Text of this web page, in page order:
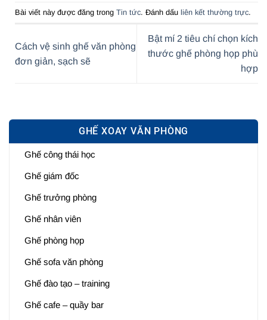
GHẾ XOAY VĂN PHÒNG
Ghế công thái học
Ghế giám đốc
Ghế trưởng phòng
Ghế nhân viên
Ghế phòng họp
Ghế sofa văn phòng
Ghế đào tạo – training
Ghế cafe – quầy bar
Bài viết này được đăng trong Tin tức. Đánh dấu liên kết thường trực.
Cách vệ sinh ghế văn phòng
đơn giản, sạch sẽ
Bật mí 2 tiêu chí chọn kích
thước ghế phòng họp phù
hợp